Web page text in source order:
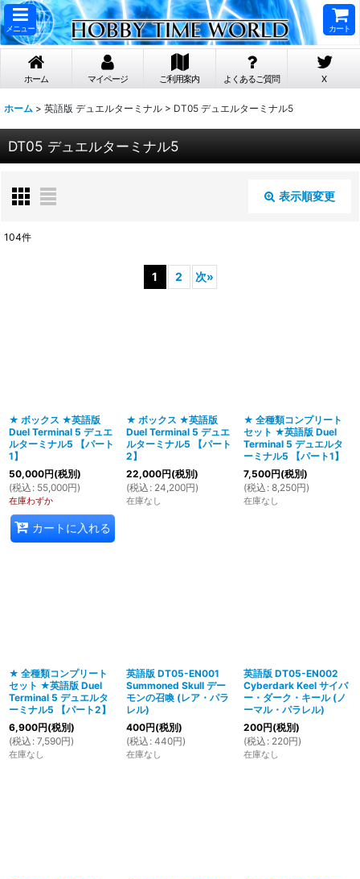
メニュー カート
ホーム マイページ ご利用案内 よくあるご質問 X
ホーム > 英語版 デュエルターミナル > DT05 デュエルターミナル5
DT05 デュエルターミナル5
表示順変更
104件
1 2 次»
★ ボックス ★英語版
Duel Terminal 5 デュエ
ルターミナル5 【パート
1】
50,000円(税別)
(税込 : 55,000円)
在庫わずか
カートに入れる
★ ボックス ★英語版
Duel Terminal 5 デュエ
ルターミナル5 【パート
2】
22,000円(税別)
(税込 : 24,200円)
在庫なし
★ 全種類コンプリート
セット ★英語版 Duel
Terminal 5 デュエルタ
ーミナル5 【パート1】
7,500円(税別)
(税込 : 8,250円)
在庫なし
★ 全種類コンプリート
セット ★英語版 Duel
Terminal 5 デュエルタ
ーミナル5 【パート2】
6,900円(税別)
(税込 : 7,590円)
在庫なし
英語版 DT05-EN001
Summoned Skull デー
モンの召喚 (レア・パラ
レル)
400円(税別)
(税込 : 440円)
在庫なし
英語版 DT05-EN002
Cyberdark Keel サイバ
ー・ダーク・キール (ノ
ーマル・パラレル)
200円(税別)
(税込 : 220円)
在庫なし